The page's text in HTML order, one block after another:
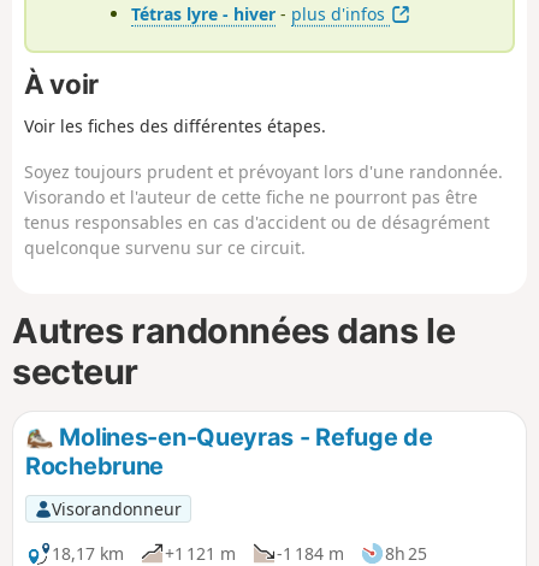
Tétras lyre - hiver - plus d'infos
À voir
Voir les fiches des différentes étapes.
Soyez toujours prudent et prévoyant lors d'une randonnée.
Visorando et l'auteur de cette fiche ne pourront pas être
tenus responsables en cas d'accident ou de désagrément
quelconque survenu sur ce circuit.
Autres randonnées dans le
secteur
Molines-en-Queyras - Refuge de
Rochebrune
Visorandonneur
18,17 km
+1 121 m -1 184 m 8h 25